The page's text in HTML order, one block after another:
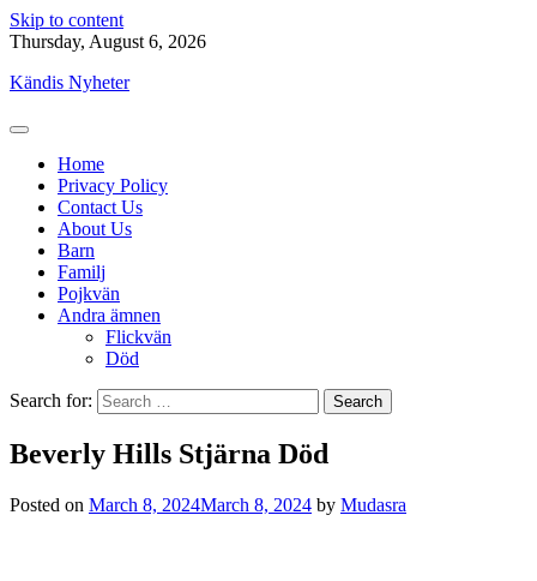
Skip to content
Thursday, August 6, 2026
Kändis Nyheter
Home
Privacy Policy
Contact Us
About Us
Barn
Familj
Pojkvän
Andra ämnen
Flickvän
Död
Search for:
Beverly Hills Stjärna Död
Posted on March 8, 2024March 8, 2024 by Mudasra